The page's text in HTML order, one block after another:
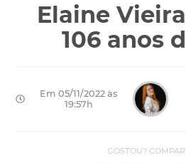
Elaine
106 anos
Em 05/11/2022 às
19:57h